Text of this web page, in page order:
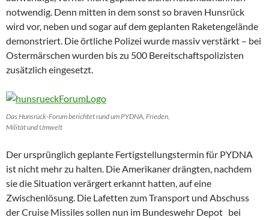
notwendig. Denn mitten in dem sonst so braven Hunsrück
wird vor, neben und sogar auf dem geplanten Raketengelände
demonstriert. Die örtliche Polizei wurde massiv verstärkt – bei
Ostermärschen wurden bis zu 500 Bereitschaftspolizisten
zusätzlich eingesetzt.
Das Hunsrück-Forum berichtet rund um PYDNA, Frieden,
Milität und Umwelt
Der ursprünglich geplante Fertigstellungstermin für PYDNA
ist nicht mehr zu halten. Die Amerikaner drängten, nachdem
sie die Situation verärgert erkannt hatten, auf eine
Zwischenlösung. Die Lafetten zum Transport und Abschuss
der Cruise Missiles sollen nun im Bundeswehr Depot bei